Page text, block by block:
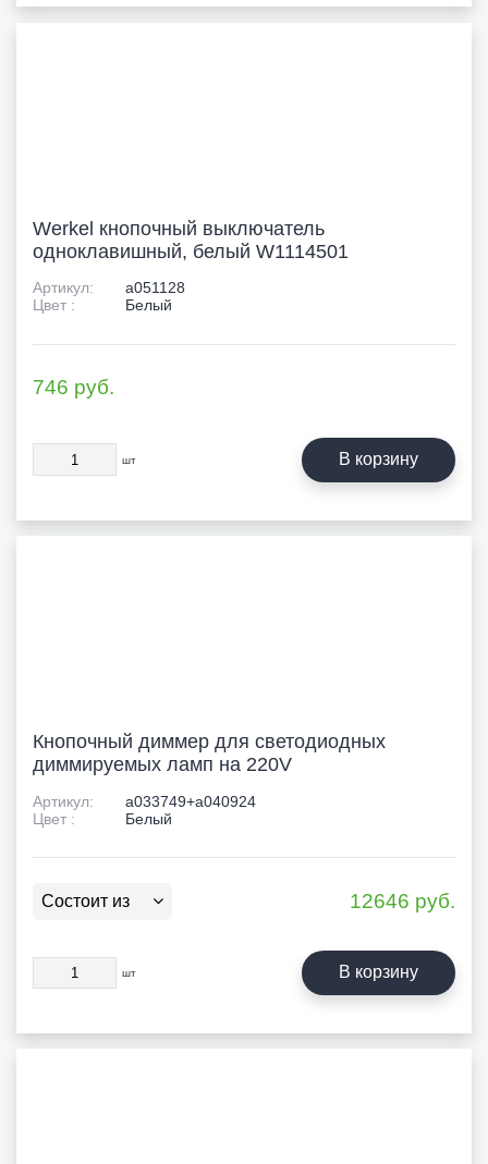
Werkel кнопочный выключатель
одноклавишный, белый W1114501
Артикул:
a051128
Цвет :
Белый
746 руб.
шт В корзину
Кнопочный диммер для светодиодных
диммируемых ламп на 220V
Артикул:
a033749+a040924
Цвет :
Белый
Состоит из 12646 руб.
шт В корзину